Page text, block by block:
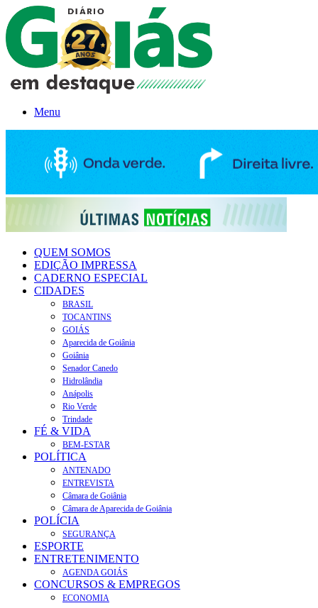
Menu
QUEM SOMOS
EDIÇÃO IMPRESSA
CADERNO ESPECIAL
CIDADES
BRASIL
TOCANTINS
GOIÁS
Aparecida de Goiânia
Goiânia
Senador Canedo
Hidrolândia
Anápolis
Rio Verde
Trindade
FÉ & VIDA
BEM-ESTAR
POLÍTICA
ANTENADO
ENTREVISTA
Câmara de Goiânia
Câmara de Aparecida de Goiânia
POLÍCIA
SEGURANÇA
ESPORTE
ENTRETENIMENTO
AGENDA GOIÁS
CONCURSOS & EMPREGOS
ECONOMIA